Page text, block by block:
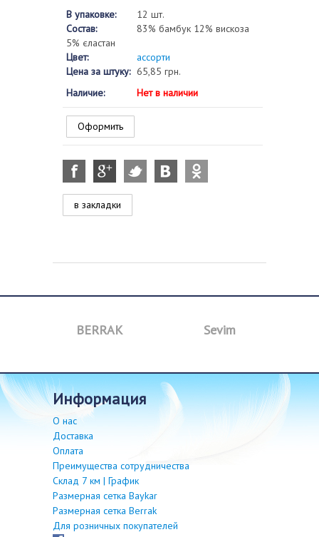
В упаковке:
12 шт.
Состав:
83% бамбук 12% вискоза
5% єластан
Цвет:
ассорти
Цена за штуку: 65,85 грн.
Наличие:
Нет в наличии
Оформить
в закладки
BERRAK Sevim
информация
О нас
Доставка
Оплата
Преимущества сотрудничества
Склад 7 км | График
Размерная сетка Baykar
Размерная сетка Berrak
Для розничных покупателей